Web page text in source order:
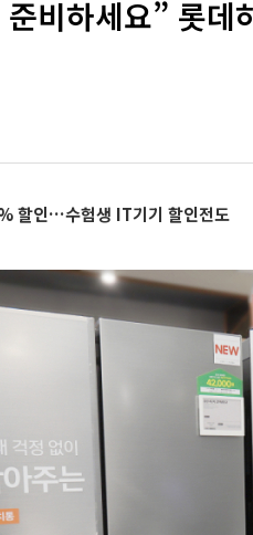
비하세요” 롯데
할인…수험생 IT기기 할인전도